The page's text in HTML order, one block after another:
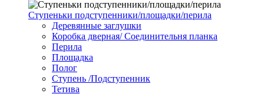
Ступеньки подступенники/площадки/перила
Деревянные заглушки
Коробка дверная/ Соединительня планка
Перила
Площадка
Полог
Ступень /Подступенник
Тетива